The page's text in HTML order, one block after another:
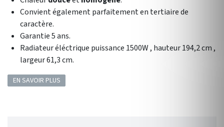
Convient également parfaitement en tertiaire de
caractère.
Garantie 5 ans.
Radiateur éléctrique puissance 1500W , hauteur 194,2 cm ,
largeur 61,3 cm.
EN SAVOIR PLUS